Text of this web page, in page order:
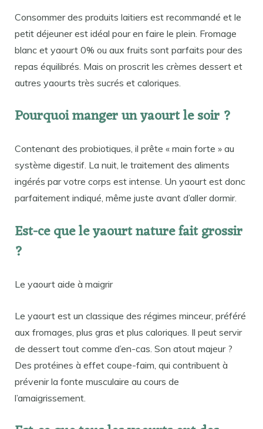
Consommer des produits laitiers est recommandé et le
petit déjeuner est idéal pour en faire le plein. Fromage
blanc et yaourt 0% ou aux fruits sont parfaits pour des
repas équilibrés. Mais on proscrit les crèmes dessert et
autres yaourts très sucrés et caloriques.
Pourquoi manger un yaourt le soir ?
Contenant des probiotiques, il prête « main forte » au
système digestif. La nuit, le traitement des aliments
ingérés par votre corps est intense. Un yaourt est donc
parfaitement indiqué, même juste avant d’aller dormir.
Est-ce que le yaourt nature fait grossir
?
Le yaourt aide à maigrir
Le yaourt est un classique des régimes minceur, préféré
aux fromages, plus gras et plus caloriques. Il peut servir
de dessert tout comme d’en-cas. Son atout majeur ?
Des protéines à effet coupe-faim, qui contribuent à
prévenir la fonte musculaire au cours de
l’amaigrissement.